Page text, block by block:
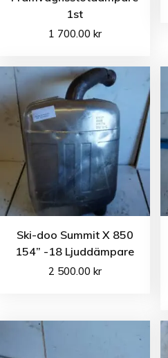
1st
1 700.00 kr
Ski-doo Summit X 850
154” -18 Ljuddämpare
2 500.00 kr